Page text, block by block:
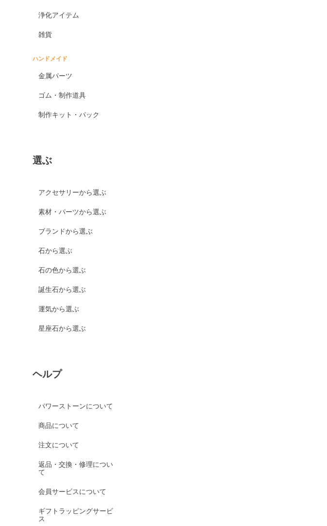
浄化アイテム
雑貨
ハンドメイド
金属パーツ
ゴム・制作道具
制作キット・パック
選ぶ
アクセサリーから選ぶ
素材・パーツから選ぶ
ブランドから選ぶ
石から選ぶ
石の色から選ぶ
誕生石から選ぶ
運気から選ぶ
星座石から選ぶ
ヘルプ
パワーストーンについて
商品について
注文について
返品・交換・修理につい
て
会員サービスについて
ギフトラッピングサービ
ス